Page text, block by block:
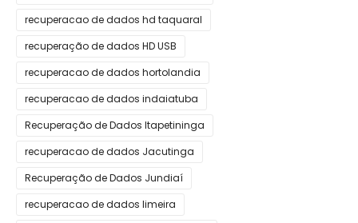
recuperacao de dados hd taquaral
recuperação de dados HD USB
recuperacao de dados hortolandia
recuperacao de dados indaiatuba
Recuperação de Dados Itapetininga
recuperacao de dados Jacutinga
Recuperação de Dados Jundiaí
recuperacao de dados limeira